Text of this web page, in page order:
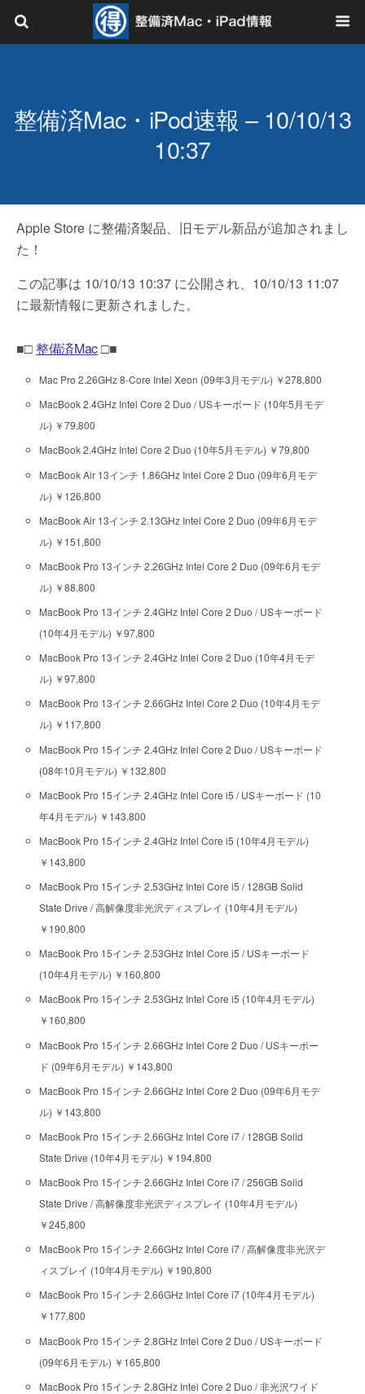
整備済Mac・iPod速報 – 10/10/13
10:37
Apple Store に整備済製品、旧モデル新品が追加されまし
た！
この記事は 10/10/13 10:37 に公開され、10/10/13 11:07
に最新情報に更新されました。
■□整備済Mac□■
Mac Pro 2.26GHz 8-Core Intel Xeon (09年3月モデル) ￥278,800
MacBook 2.4GHz Intel Core 2 Duo / USキーボード (10年5月モデ
ル) ￥79,800
MacBook 2.4GHz Intel Core 2 Duo (10年5月モデル) ￥79,800
MacBook Air 13インチ 1.86GHz Intel Core 2 Duo (09年6月モデ
ル) ￥126,800
MacBook Air 13インチ 2.13GHz Intel Core 2 Duo (09年6月モデ
ル) ￥151,800
MacBook Pro 13インチ 2.26GHz Intel Core 2 Duo (09年6月モデ
ル) ￥88,800
MacBook Pro 13インチ 2.4GHz Intel Core 2 Duo / USキーボード
(10年4月モデル) ￥97,800
MacBook Pro 13インチ 2.4GHz Intel Core 2 Duo (10年4月モデ
ル) ￥97,800
MacBook Pro 13インチ 2.66GHz Intel Core 2 Duo (10年4月モデ
ル) ￥117,800
MacBook Pro 15インチ 2.4GHz Intel Core 2 Duo / USキーボード
(08年10月モデル) ￥132,800
MacBook Pro 15インチ 2.4GHz Intel Core i5 / USキーボード (10
年4月モデル) ￥143,800
MacBook Pro 15インチ 2.4GHz Intel Core i5 (10年4月モデル)
￥143,800
MacBook Pro 15インチ 2.53GHz Intel Core i5 / 128GB Solid
State Drive / 高解像度非光沢ディスプレイ (10年4月モデル)
￥190,800
MacBook Pro 15インチ 2.53GHz Intel Core i5 / USキーボード
(10年4月モデル) ￥160,800
MacBook Pro 15インチ 2.53GHz Intel Core i5 (10年4月モデル)
￥160,800
MacBook Pro 15インチ 2.66GHz Intel Core 2 Duo / USキーボー
ド (09年6月モデル) ￥143,800
MacBook Pro 15インチ 2.66GHz Intel Core 2 Duo (09年6月モデ
ル) ￥143,800
MacBook Pro 15インチ 2.66GHz Intel Core i7 / 128GB Solid
State Drive (10年4月モデル) ￥194,800
MacBook Pro 15インチ 2.66GHz Intel Core i7 / 256GB Solid
State Drive / 高解像度非光沢ディスプレイ (10年4月モデル)
￥245,800
MacBook Pro 15インチ 2.66GHz Intel Core i7 / 高解像度非光沢デ
ィスプレイ (10年4月モデル) ￥190,800
MacBook Pro 15インチ 2.66GHz Intel Core i7 (10年4月モデル)
￥177,800
MacBook Pro 15インチ 2.8GHz Intel Core 2 Duo / USキーボード
(09年6月モデル) ￥165,800
MacBook Pro 15インチ 2.8GHz Intel Core 2 Duo / 非光沢ワイド